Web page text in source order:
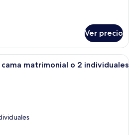
Ver precio
Un dormitorio moderno con una
matrimonial o 2 individuales